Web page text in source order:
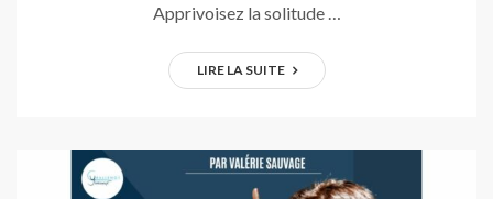
Apprivoisez la solitude …
LIRE LA SUITE